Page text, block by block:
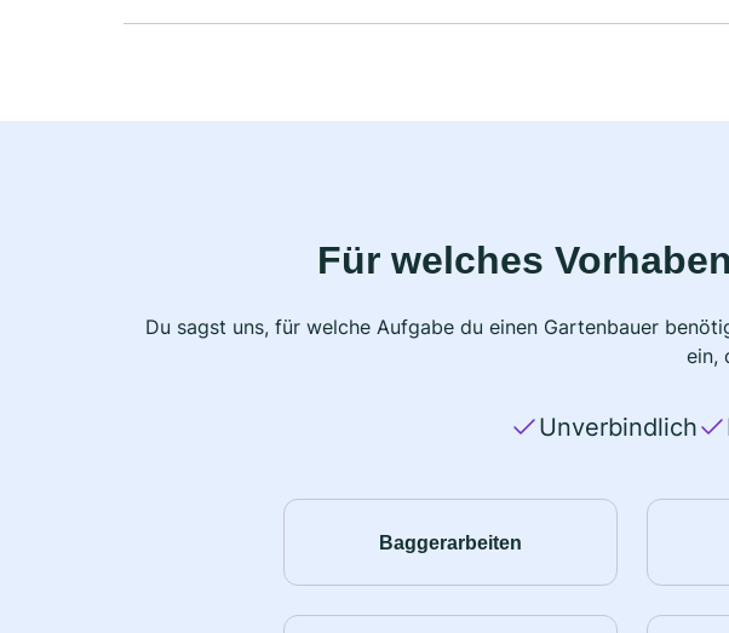
Für welches
Du sagst uns, für welche Aufgabe du einen Gartenbauer
ein,
Unverbindlich
Baggerarbeiten